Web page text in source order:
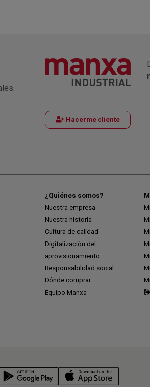
Hacerme cliente
¿Quiénes somos?
Nuestra empresa
Nuestra historia
Cultura de calidad
Digitalización del
aprovisionamiento
Responsabilidad social
Dónde comprar
Equipo Manxa